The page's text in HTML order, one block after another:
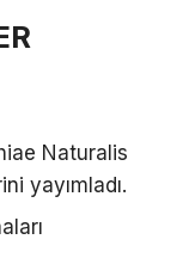
Naturalis
yayımladı.